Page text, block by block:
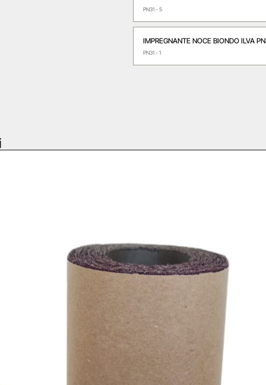
PN31 - 5
IMPREGNANTE NOCE BIONDO ILVA
PN31 - 1